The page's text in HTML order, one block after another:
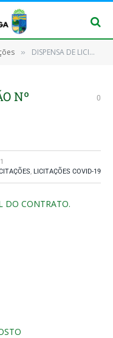
» DISPENSA DE LICITAÇÃO Nº 033/2021 (Aquisição de Medicamentos)
Nº
0
, LICITAÇÕES COVID-19
DO CONTRATO.